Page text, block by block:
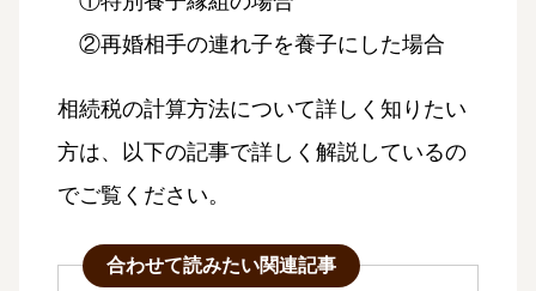
②再婚相手の連れ子を養子にした場合
相続税の計算方法について詳しく知りたい
方は、以下の記事で詳しく解説しているの
でご覧ください。
合わせて読みたい関連記事